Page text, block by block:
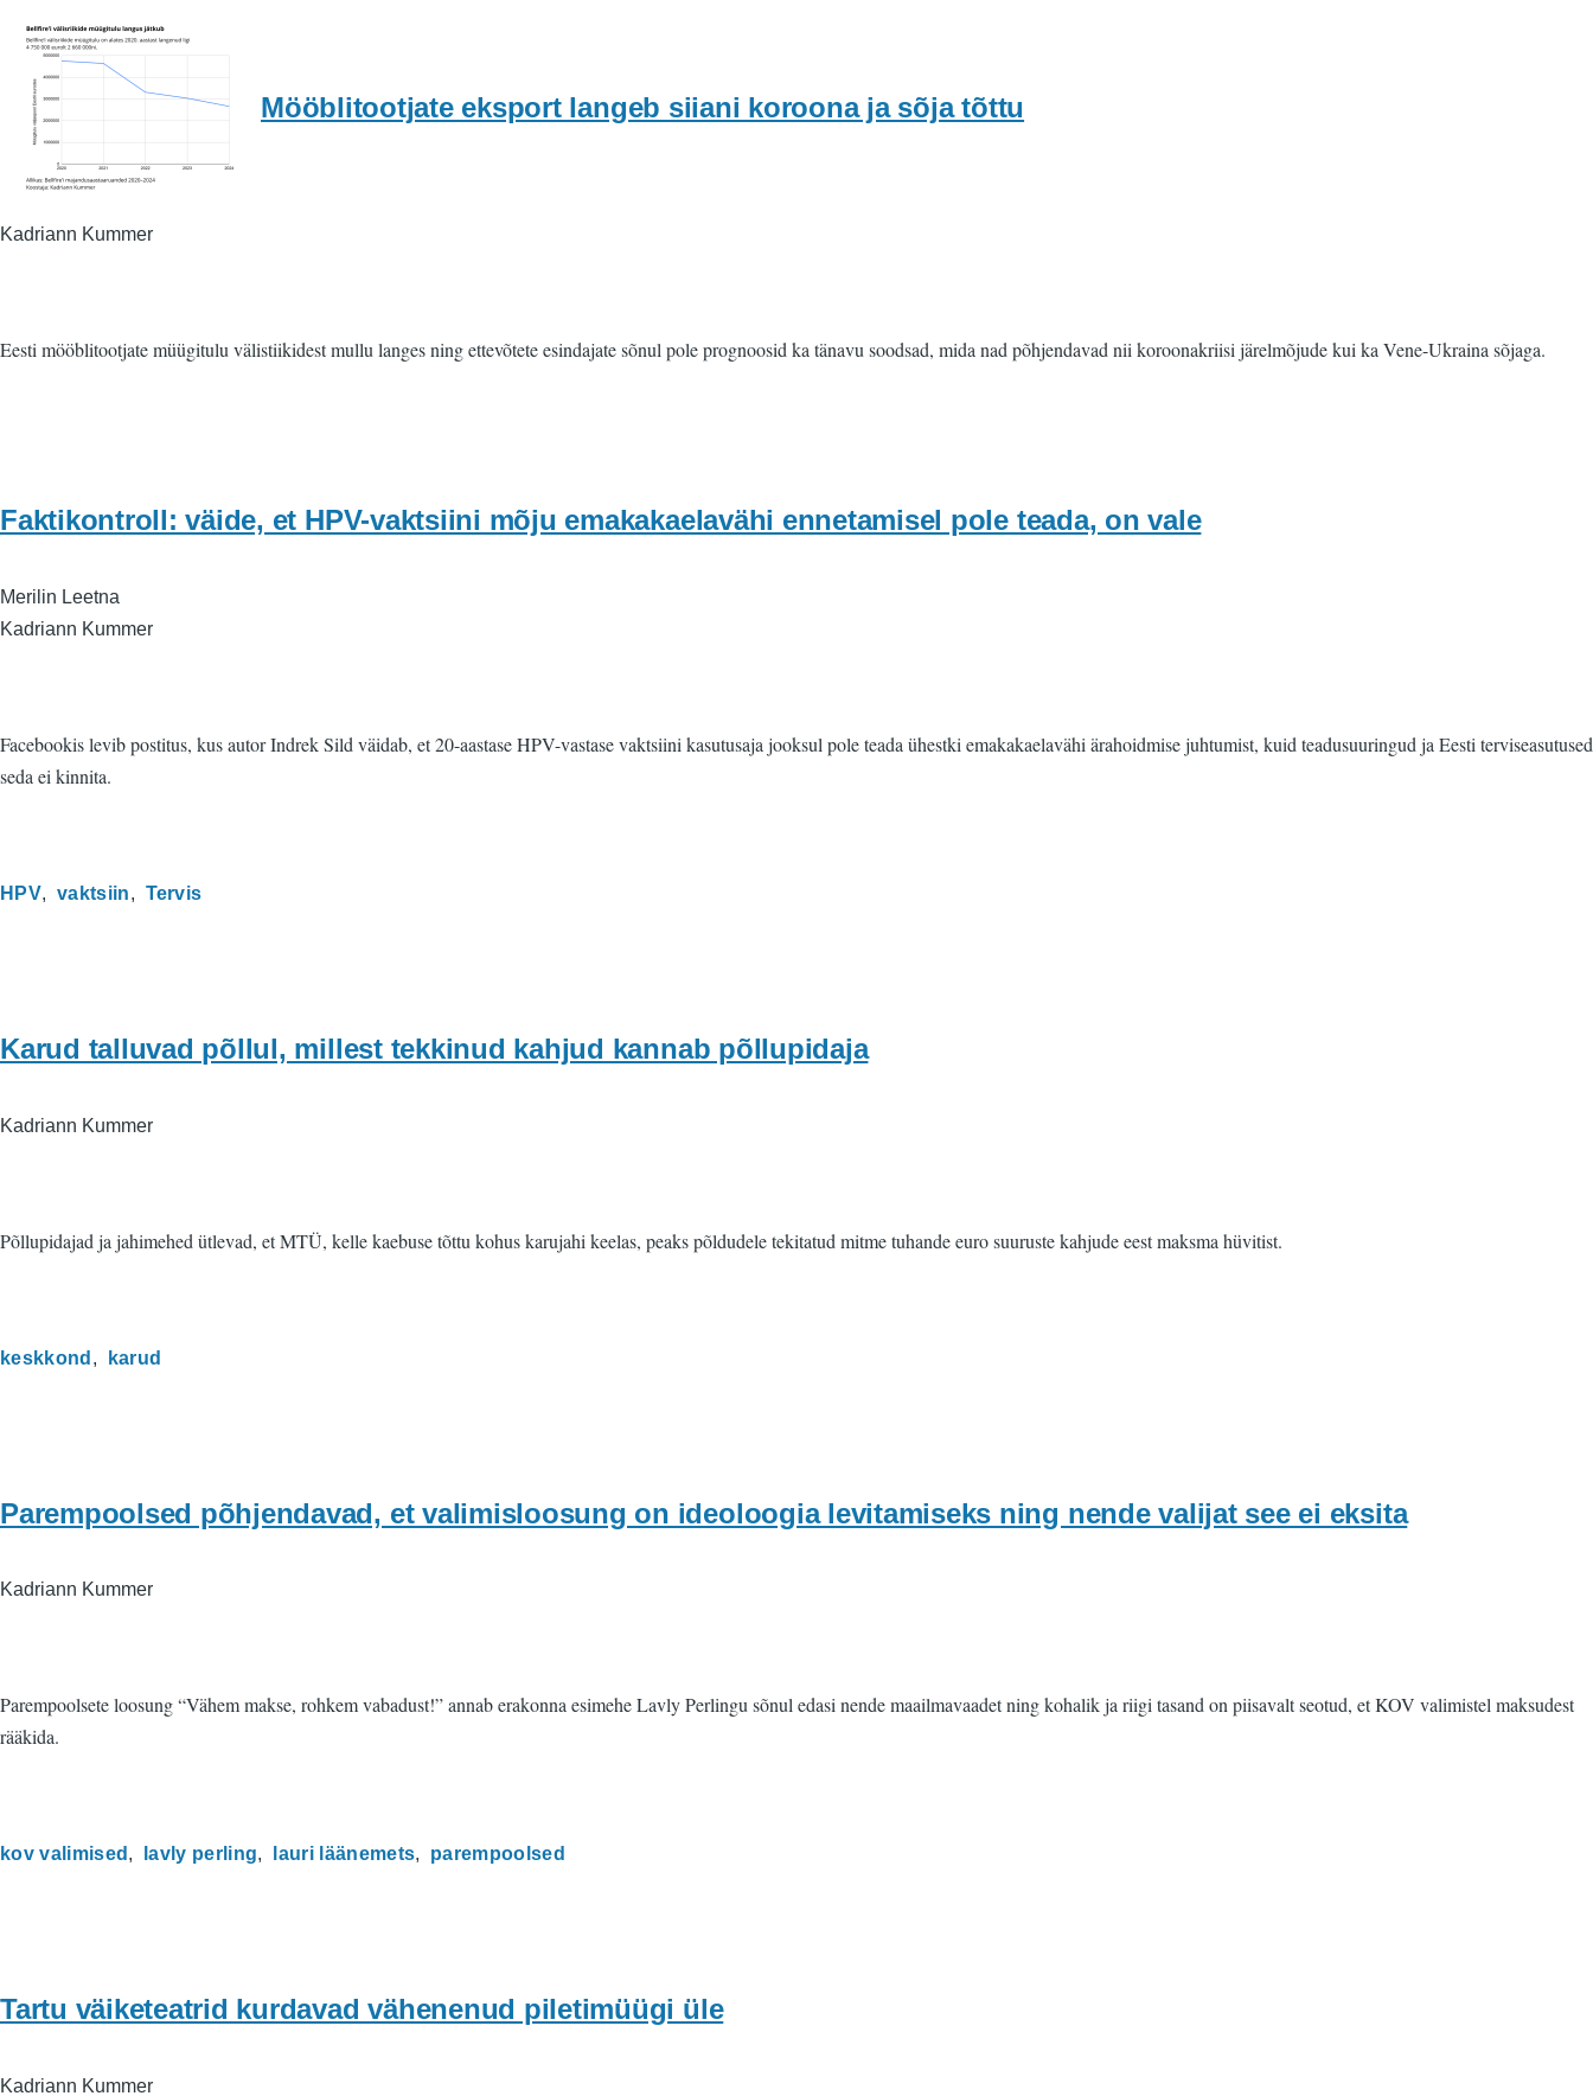
Mööblitootjate eksport langeb siiani koroona ja sõja tõttu
Kadriann Kummer
Eesti mööblitootjate müügitulu välistiikidest mullu langes ning ettevõtete esindajate sõnul pole prognoosid ka tänavu soodsad, mida nad põhjendavad nii koroonakriisi järelmõjude kui ka Vene-Ukraina sõjaga.
Faktikontroll: väide, et HPV-vaktsiini mõju emakakaelavähi ennetamisel pole teada, on vale
Merilin Leetna
Kadriann Kummer
Facebookis levib postitus, kus autor Indrek Sild väidab, et 20-aastase HPV-vastase vaktsiini kasutusaja jooksul pole teada ühestki emakakaelavähi ärahoidmise juhtumist, kuid teadusuuringud ja Eesti terviseasutused
seda ei kinnita.
HPV vaktsiin Tervis
Karud talluvad põllul, millest tekkinud kahjud kannab põllupidaja
Kadriann Kummer
Põllupidajad ja jahimehed ütlevad, et MTÜ, kelle kaebuse tõttu kohus karujahi keelas, peaks põldudele tekitatud mitme tuhande euro suuruste kahjude eest maksma hüvitist.
keskkond karud
Parempoolsed põhjendavad, et valimisloosung on ideoloogia levitamiseks ning nende valijat see ei eksita
Kadriann Kummer
Parempoolsete loosung “Vähem makse, rohkem vabadust!” annab erakonna esimehe Lavly Perlingu sõnul edasi nende maailmavaadet ning kohalik ja riigi tasand on piisavalt seotud, et KOV valimistel maksudest
rääkida.
kov valimised lavly perling lauri läänemets parempoolsed
Tartu väiketeatrid kurdavad vähenenud piletimüügi üle
Kadriann Kummer